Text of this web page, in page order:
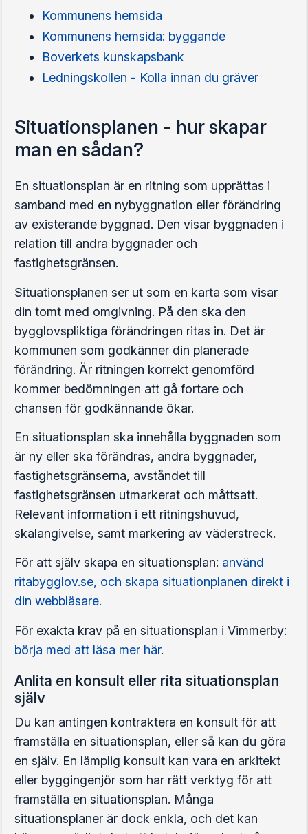
Kommunens hemsida
Kommunens hemsida: byggande
Boverkets kunskapsbank
Ledningskollen - Kolla innan du gräver
Situationsplanen - hur skapar
man en sådan?
En situationsplan är en ritning som upprättas i
samband med en nybyggnation eller förändring
av existerande byggnad. Den visar byggnaden i
relation till andra byggnader och
fastighetsgränsen.
Situationsplanen ser ut som en karta som visar
din tomt med omgivning. På den ska den
bygglovspliktiga förändringen ritas in. Det är
kommunen som godkänner din planerade
förändring. Är ritningen korrekt genomförd
kommer bedömningen att gå fortare och
chansen för godkännande ökar.
En situationsplan ska innehålla byggnaden som
är ny eller ska förändras, andra byggnader,
fastighetsgränserna, avståndet till
fastighetsgränsen utmarkerat och måttsatt.
Relevant information i ett ritningshuvud,
skalangivelse, samt markering av väderstreck.
För att själv skapa en situationsplan: använd
ritabygglov.se, och skapa situationplanen direkt i
din webbläsare.
För exakta krav på en situationsplan i Vimmerby:
börja med att läsa mer här.
Anlita en konsult eller rita situationsplan
själv
Du kan antingen kontraktera en konsult för att
framställa en situationsplan, eller så kan du göra
en själv. En lämplig konsult kan vara en arkitekt
eller byggingenjör som har rätt verktyg för att
framställa en situationsplan. Många
situationsplaner är dock enkla, och det kan